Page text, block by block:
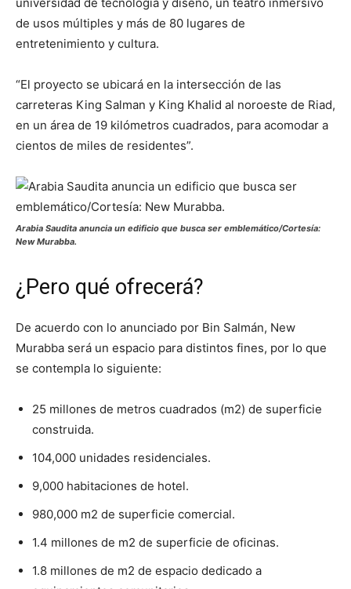
de usos múltiples y más de 80 lugares de
entretenimiento y cultura.
“El proyecto se ubicará en la intersección de las
carreteras King Salman y King Khalid al noroeste de Riad,
en un área de 19 kilómetros cuadrados, para acomodar a
cientos de miles de residentes”.
Arabia Saudita anuncia un edificio que busca ser emblemático/Cortesía:
New Murabba.
¿Pero qué ofrecerá?
De acuerdo con lo anunciado por Bin Salmán, New
Murabba será un espacio para distintos fines, por lo que
se contempla lo siguiente:
25 millones de metros cuadrados (m2) de superficie
construida.
104,000 unidades residenciales.
9,000 habitaciones de hotel.
980,000 m2 de superficie comercial.
1.4 millones de m2 de superficie de oficinas.
1.8 millones de m2 de espacio dedicado a